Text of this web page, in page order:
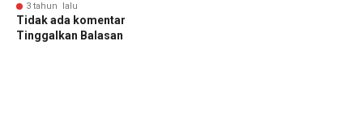
3 tahun lalu
Tidak ada komentar
Tinggalkan Balasan